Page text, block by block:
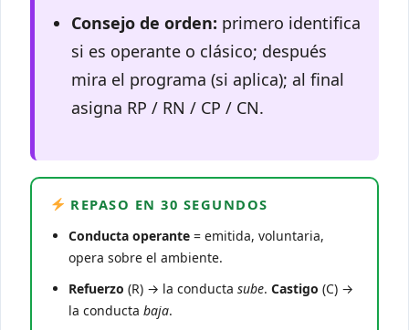
Consejo de orden: primero identifica
si es operante o clásico; después
mira el programa (si aplica); al final
asigna RP / RN / CP / CN.
REPASO EN 30 SEGUNDOS
Conducta operante = emitida, voluntaria,
opera sobre el ambiente.
Refuerzo (R) → la conducta sube. Castigo (C) →
la conducta baja.